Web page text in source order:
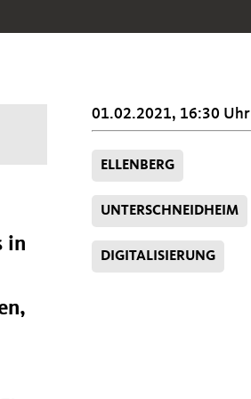
in
01.02.2021, 16:30 Uhr
ELLENBERG
UNTERSCHNEIDHEIM
DIGITALISIERUNG